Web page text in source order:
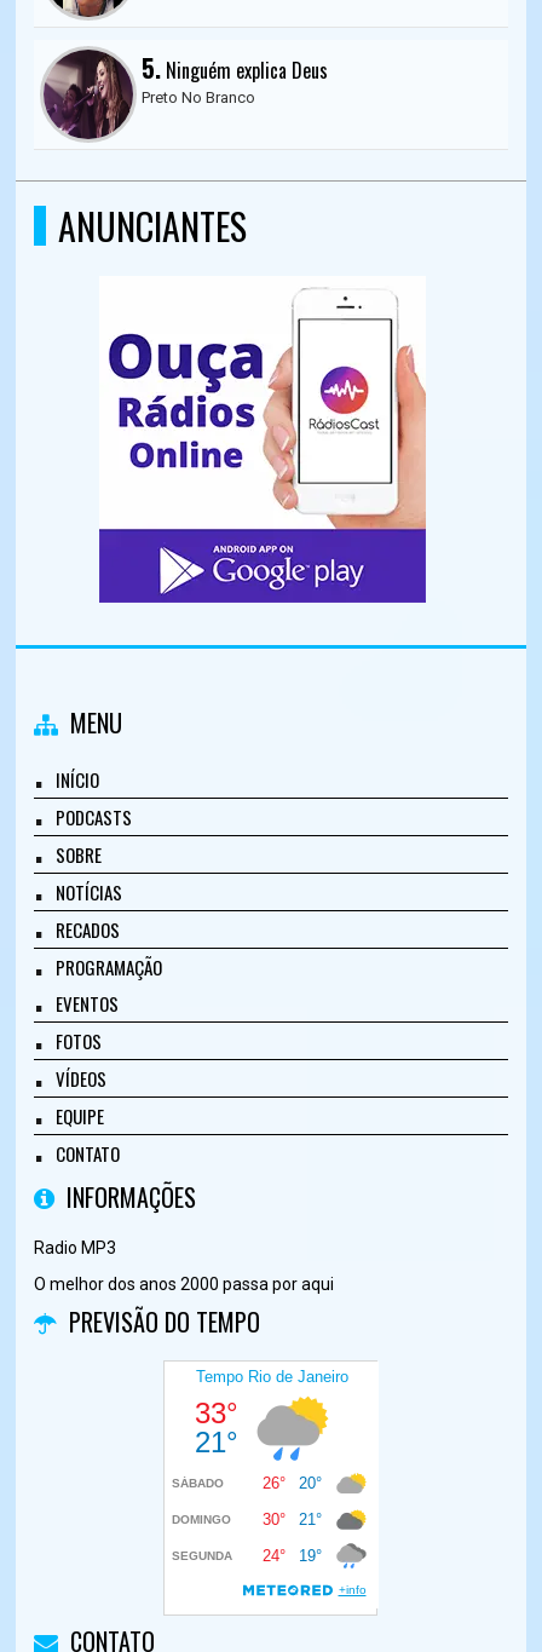
5. Ninguém explica Deus
Preto No Branco
ANUNCIANTES
MENU
INÍCIO
PODCASTS
SOBRE
NOTÍCIAS
RECADOS
PROGRAMAÇÃO
EVENTOS
FOTOS
VÍDEOS
EQUIPE
CONTATO
INFORMAÇÕES
Radio MP3
O melhor dos anos 2000 passa por aqui
PREVISÃO DO TEMPO
CONTATO